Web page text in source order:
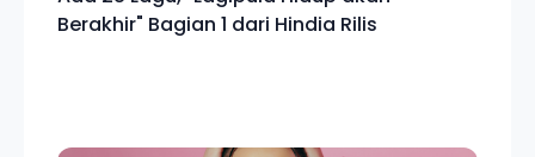
Berakhir" Bagian 1 dari Hindia Rilis